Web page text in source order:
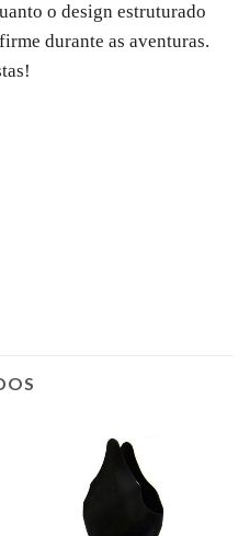
o design estruturado
durante as aventuras.